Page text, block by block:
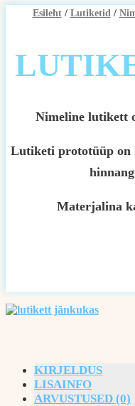
Esileht/ Lutiketid/
Nimeline lutikett
Lutiketi prototüüp on
Materjalina
KIRJELDUS
LISAINFO
ARVUSTUSED (0)